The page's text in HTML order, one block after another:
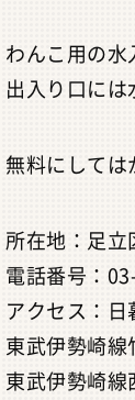
わんこ用の水
出入り口には
無料にしては
所在地：足立
電話番号：
アクセス：
東武伊勢崎
東武伊勢崎